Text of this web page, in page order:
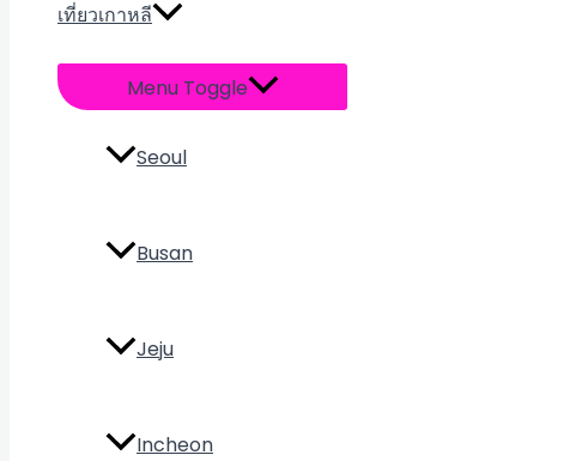
เที่ยวเกาหลี
Menu Toggle
Seoul
Busan
Jeju
Incheon